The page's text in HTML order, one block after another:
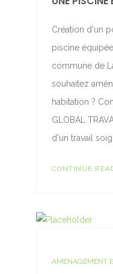
Création d'un
piscine
commune de
souhaitez
habitation ?
GLOBAL
d'un travail
CONTINUE
AMÉNAGEMENT